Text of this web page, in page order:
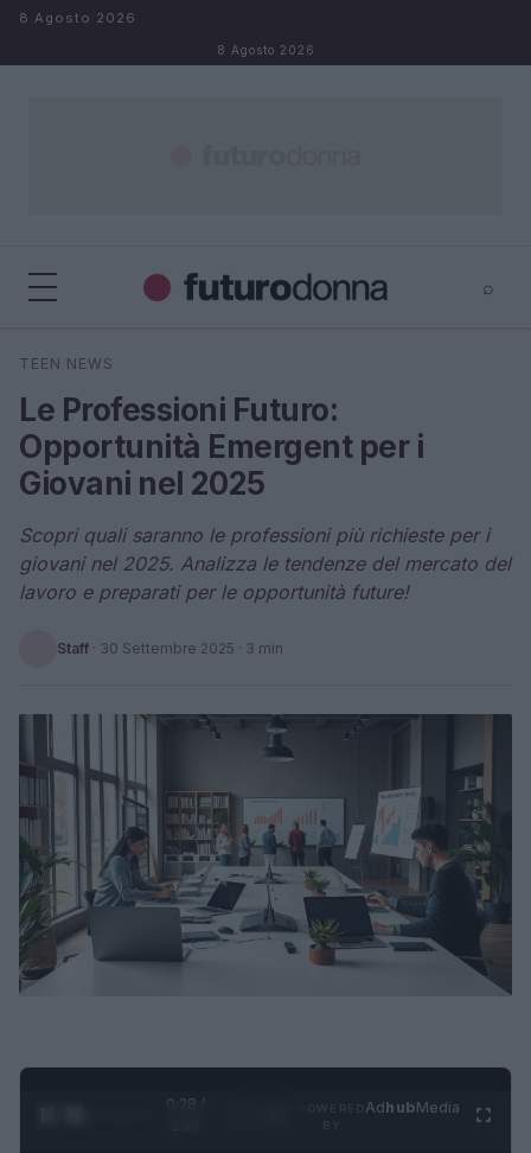
Salta al contenuto
8 Agosto 2026
8 Agosto 2026
⌕
Cerca
TEEN NEWS
Le Professioni Futuro:
Opportunità Emergent per i
Giovani nel 2025
Scopri quali saranno le professioni più richieste per i
giovani nel 2025. Analizza le tendenze del mercato del
lavoro e preparati per le opportunità future!
Staff · 30 Settembre 2025 · 3 min
0:28 /
AdhubMedia